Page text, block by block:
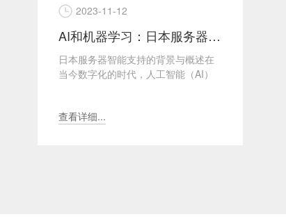
2023-11-12
AI和机器学习：日本服务器的智能支持
日本服务器智能支持的背景与概述在
当今数字化的时代，人工智能（AI）
查看详细...